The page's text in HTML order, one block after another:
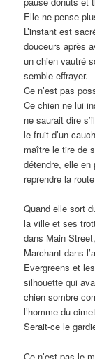
Elle ne pense
L’instant est
douceurs après
un chien vautré
semble effrayer.
Ce n’est pas
Ce chien ne lui
ne saurait dire
le fruit d’un
maître le tire de
détendre, elle en
reprendre la
Quand elle sort
la ville et ses
dans Main
Marchant dans
Evergreens et
silhouette qui
chien sombre
l’homme du
Serait-ce le
Ce n’est pas le